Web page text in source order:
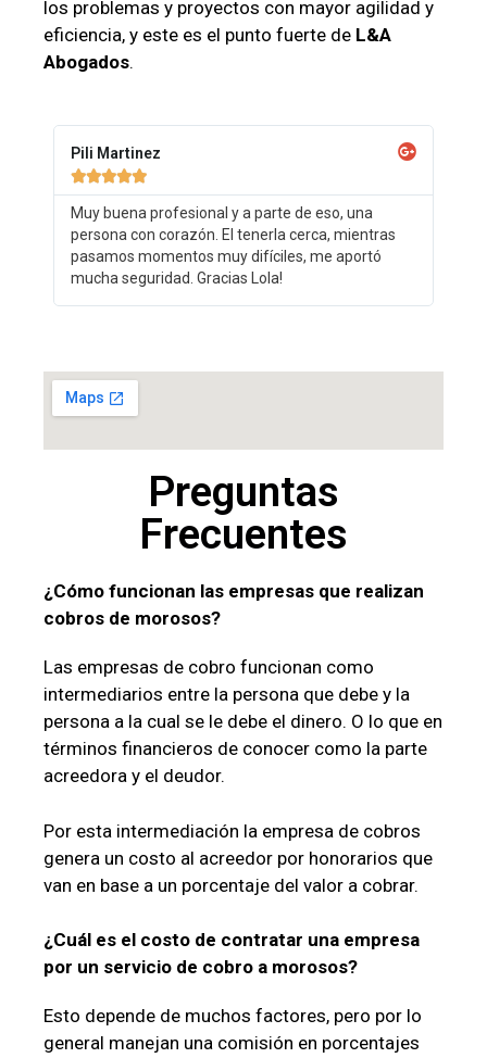
los problemas y proyectos con mayor agilidad y
eficiencia, y este es el punto fuerte de L&A
Abogados.
Pili Martinez

Muy buena profesional y a parte de eso, una
persona con corazón. El tenerla cerca, mientras
pasamos momentos muy difíciles, me aportó
mucha seguridad. Gracias Lola!
Preguntas
Frecuentes
¿Cómo funcionan las empresas que realizan
cobros de morosos?
Las empresas de cobro funcionan como
intermediarios entre la persona que debe y la
persona a la cual se le debe el dinero. O lo que en
términos financieros de conocer como la parte
acreedora y el deudor.
Por esta intermediación la empresa de cobros
genera un costo al acreedor por honorarios que
van en base a un porcentaje del valor a cobrar.
¿Cuál es el costo de contratar una empresa
por un servicio de cobro a morosos?
Esto depende de muchos factores, pero por lo
general manejan una comisión en porcentajes